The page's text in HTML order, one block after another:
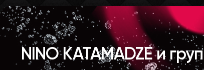
NINO KATAMADZE и